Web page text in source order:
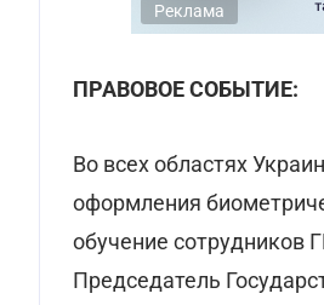
Реклама
ПРАВОВОЕ СОБЫТИЕ:
Во всех областях
оформления
обучение сотрудников
Председатель